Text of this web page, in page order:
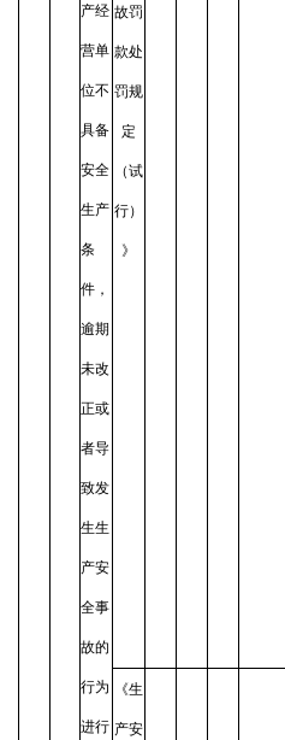
产经
营单
位不
具备
安全
生产
条
件，
逾期
未改
正或
者导
致发
生生
产安
全事
故的
行为
进行
故罚
款处
罚规
定
（试
行）
》
《生
产安